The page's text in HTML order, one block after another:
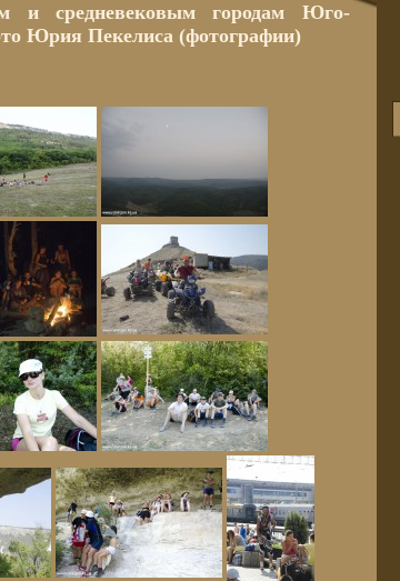
и средневековым городам Юго-
Юрия Пекелиса (фотографии)